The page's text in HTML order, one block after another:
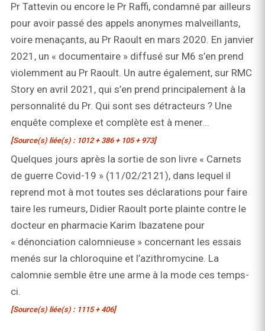
Pr Tattevin ou encore le Pr Raffi, condamné par ailleurs
pour avoir passé des appels anonymes malveillants,
voire menaçants, au Pr Raoult en mars 2020. En janvier
2021, un « documentaire » diffusé sur M6 s’en prend
violemment au Pr Raoult. Un autre également, sur RMC
Story en avril 2021, qui s’en prend principalement à la
personnalité du Pr. Qui sont ses détracteurs ? Une
enquête complexe et complète est à mener...
[Source(s) liée(s) : 1012 + 386 + 105 + 973]
Quelques jours après la sortie de son livre « Carnets
de guerre Covid-19 » (11/02/2121), dans lequel il
reprend mot à mot toutes ses déclarations pour faire
taire les rumeurs, Didier Raoult porte plainte contre le
docteur en pharmacie Karim Ibazatene pour
« dénonciation calomnieuse » concernant les essais
menés sur la chloroquine et l’azithromycine. La
calomnie semble être une arme à la mode ces temps-
ci.
[Source(s) liée(s) : 1115 + 406]